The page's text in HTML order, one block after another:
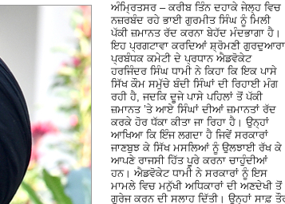
ਅੰਮ੍ਰਿਤਸਰ – ਕਰੀਬ ਤਿੰਨ ਦਹਾਕੇ ਜੇਲ੍ਹ ਵਿਚ
ਨਜ਼ਰਬੰਦ ਰਹੇ ਭਾਈ ਗੁਰਮੀਤ ਸਿੰਘ ਨੂੰ ਮਿਲੀ
ਪੱਕੀ ਜ਼ਮਾਨਤ ਰੱਦ ਕਰਨਾ ਬੇਹੱਦ ਮੰਦਭਾਗਾ ਹੈ।
ਇਹ ਪ੍ਰਗਟਾਵਾ ਕਰਦਿਆਂ ਸ਼੍ਰੋਮਣੀ ਗੁਰਦੁਆਰਾ
ਪ੍ਰਬੰਧਕ ਕਮੇਟੀ ਦੇ ਪ੍ਰਧਾਨ ਐਡਵੋਕੇਟ
ਹਰਜਿੰਦਰ ਸਿੰਘ ਧਾਮੀ ਨੇ ਕਿਹਾ ਕਿ ਇਕ ਪਾਸੇ
ਸਿੱਖ ਕੌਮ ਸਮੁੱਚੇ ਬੰਦੀ ਸਿੰਘਾਂ ਦੀ ਰਿਹਾਈ ਮੰਗ
ਰਹੀ ਹੈ, ਜਦਕਿ ਦੂਜੇ ਪਾਸੇ ਪਹਿਲਾਂ ਤੋਂ ਪੱਕੀ
ਜ਼ਮਾਨਤ ’ਤੇ ਆਏ ਸਿੰਘਾਂ ਦੀਆਂ ਜ਼ਮਾਨਤਾਂ ਰੱਦ
ਕਰਕੇ ਹੋਰ ਧੱਕਾ ਕੀਤਾ ਜਾ ਰਿਹਾ ਹੈ। ਉਨ੍ਹਾਂ
ਆਖਿਆ ਕਿ ਇੰਜ ਲਗਦਾ ਹੈ ਜਿਵੇਂ ਸਰਕਾਰਾਂ
ਜਾਣਬੁਝ ਕੇ ਸਿੱਖ ਮਸਲਿਆਂ ਨੂੰ ਉਲਝਾਈ ਰੱਖ ਕੇ
ਆਪਣੇ ਰਾਜਸੀ ਹਿੱਤ ਪੂਰੇ ਕਰਨਾ ਚਾਹੁੰਦੀਆਂ
ਹਨ। ਐਡਵੋਕੇਟ ਧਾਮੀ ਨੇ ਸਰਕਾਰਾਂ ਨੂੰ ਇਸ
ਮਾਮਲੇ ਵਿਚ ਮਨੁੱਖੀ ਅਧਿਕਾਰਾਂ ਦੀ ਅਣਦੇਖੀ ਤੋਂ
ਗੁਰੇਜ ਕਰਨ ਦੀ ਸਲਾਹ ਦਿੱਤੀ। ਉਨ੍ਹਾਂ ਸਾਫ਼